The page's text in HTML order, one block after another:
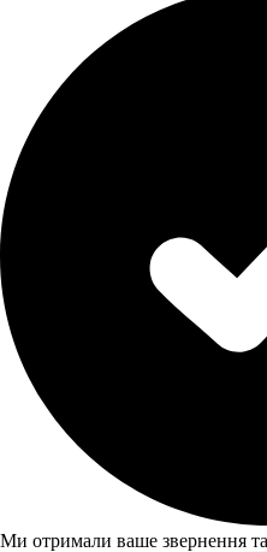
Ми отримали ваше звернення